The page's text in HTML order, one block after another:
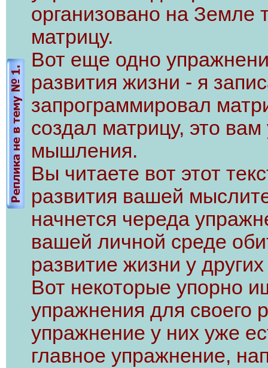
организовано на Земле
матрицу.
Вот еще одно
развития жизни - я
запрограммировал
создал матрицу, это
мышления.
Вы читаете вот этот
развития вашей
начнется череда
вашей личной среде
развитие жизни у
Вот некоторые упорно
упражнения для своего
упражнение у них уже
главное упражнение,